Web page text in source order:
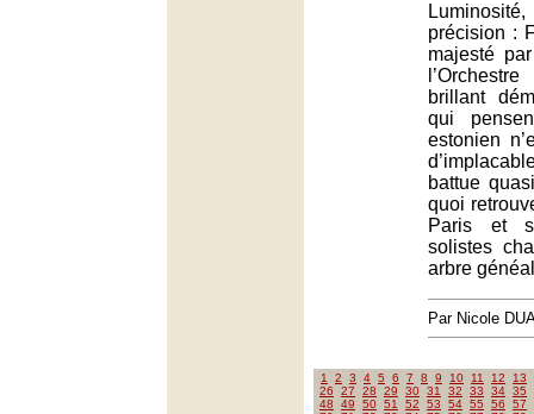
précision :
majesté
brillant
qui
estonien
battue
quoi
Paris et
solistes
arbre
Par Nicole
1 2 3 4 5 6 7 8 9 10 11 12
13
26
27 28 29 30 31 32 33 34 35
48
49 50 51 52 53 54 55 56
57